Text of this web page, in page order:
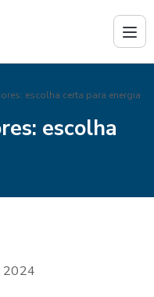
escolha certa para energia
escolha
2024